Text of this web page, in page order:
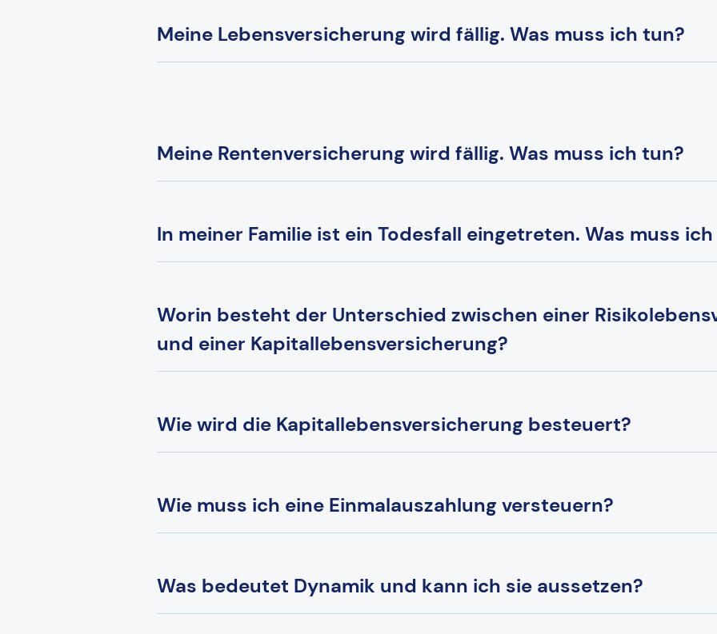
Meine Lebensversicherung wird fällig. Was muss ich tun?
Meine Rentenversicherung wird fällig. Was muss ich tun?
In meiner Familie ist ein Todesfall eingetreten. Was muss
Worin besteht der Unterschied zwischen einer
und einer Kapitallebensversicherung?
Wie wird die Kapitallebensversicherung besteuert?
Wie muss ich eine Einmalauszahlung versteuern?
Was bedeutet Dynamik und kann ich sie aussetzen?